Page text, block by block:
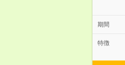
期間
特徴